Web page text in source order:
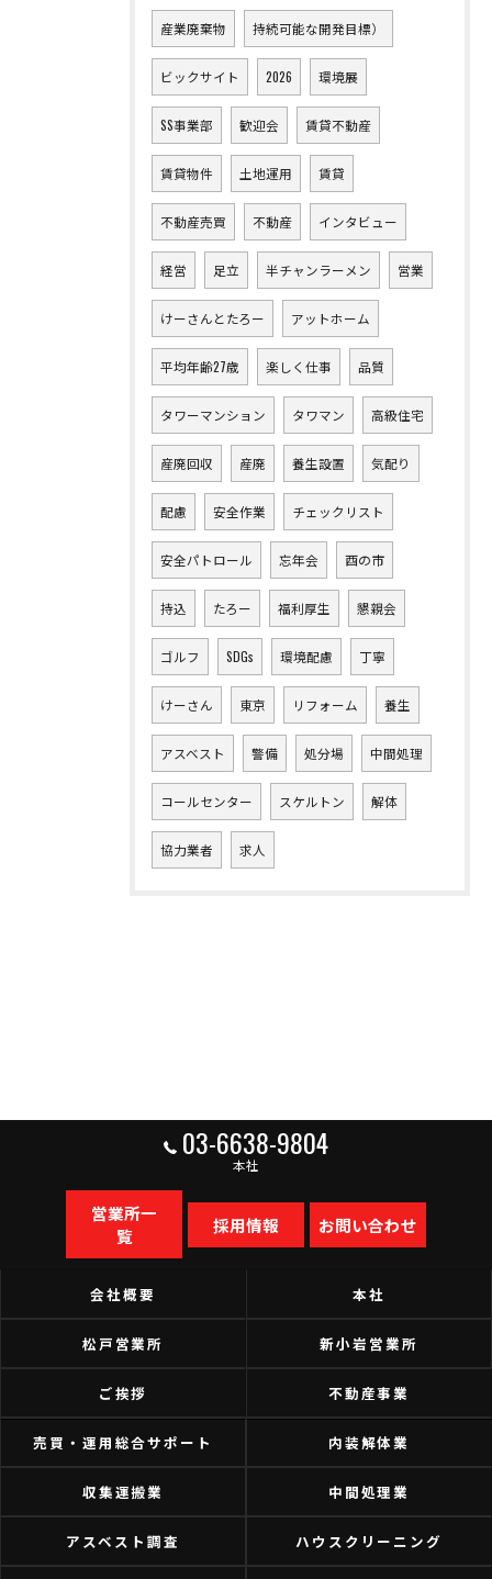
産業廃棄物 持続可能な開発目標）
ビックサイト 2026 環境展
SS事業部 歓迎会 賃貸不動産
賃貸物件 土地運用 賃貸
不動産売買 不動産 インタビュー
経営 足立 半チャンラーメン 営業
けーさんとたろー アットホーム
平均年齢27歳 楽しく仕事 品質
タワーマンション タワマン 高級住宅
産廃回収 産廃 養生設置 気配り
配慮 安全作業 チェックリスト
安全パトロール 忘年会 酉の市
持込 たろー 福利厚生 懇親会
ゴルフ SDGs 環境配慮 丁寧
けーさん 東京 リフォーム 養生
アスベスト 警備 処分場 中間処理
コールセンター スケルトン 解体
協力業者 求人
03-6638-9804
本社
営業所一
覧
採用情報 お問い合わせ
会社概要 本社
松戸営業所 新小岩営業所
ご挨拶 不動産事業
売買・運用総合サポート 内装解体業
収集運搬業 中間処理業
アスベスト調査 ハウスクリーニング